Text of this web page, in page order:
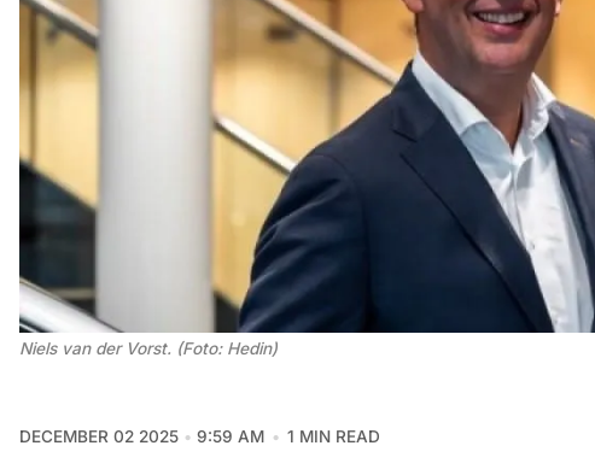
Niels van der Vorst. (Foto: Hedin)
DECEMBER 02 2025 9:59 AM 1 MIN READ